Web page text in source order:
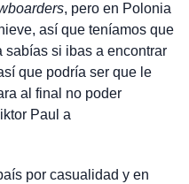
, pero en Polonia
así que teníamos que
sabías si ibas a encontrar
que podría ser que le
al final no poder
Paul a
por casualidad y en